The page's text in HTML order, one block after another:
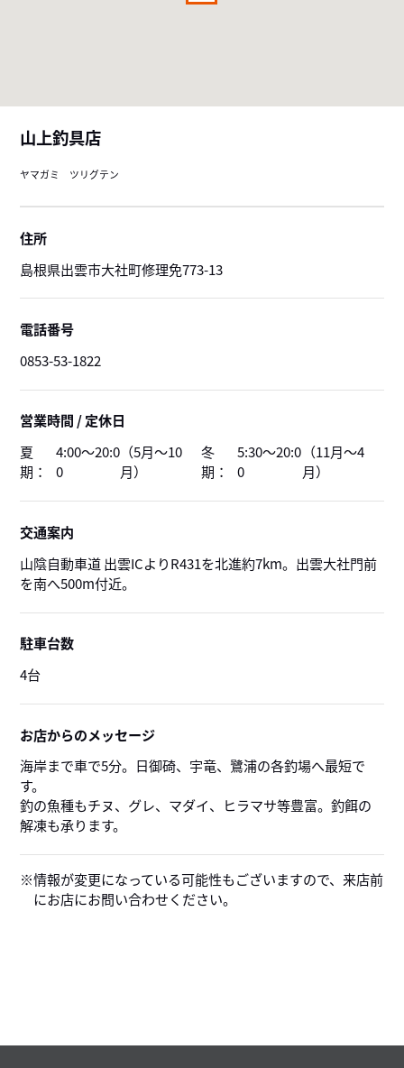
山上釣具店
ヤマガミ ツリグテン
住所
島根県出雲市大社町修理免773-13
電話番号
0853-53-1822
営業時間 / 定休日
夏
期：
4:00～20:0
0
（5月～10
月）
冬
期：
5:30～20:0
0
（11月～4
月）
交通案内
山陰自動車道 出雲ICよりR431を北進約7km。出雲大社門前
を南へ500m付近。
駐車台数
4台
お店からのメッセージ
海岸まで車で5分。日御碕、宇竜、鷺浦の各釣場へ最短で
す。
釣の魚種もチヌ、グレ、マダイ、ヒラマサ等豊富。釣餌の
解凍も承ります。